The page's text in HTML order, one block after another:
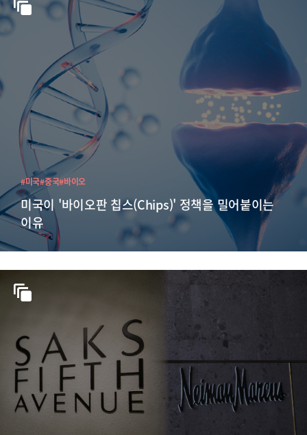
미국이 '바이오판 칩스(Chips)' 정책을 밀어붙이는
이유
#미국#중국#바이오